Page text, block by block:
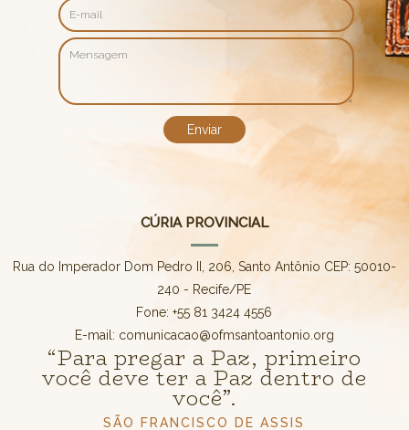
CÚRIA PROVINCIAL
Rua do Imperador Dom Pedro II, 206, Santo Antônio CEP: 50010-
240 - Recife/PE
Fone: +55 81 3424 4556
E-mail: comunicacao@ofmsantoantonio.org
“Para pregar a Paz, primeiro
você deve ter a Paz dentro de
você”.
SÃO FRANCISCO DE ASSIS